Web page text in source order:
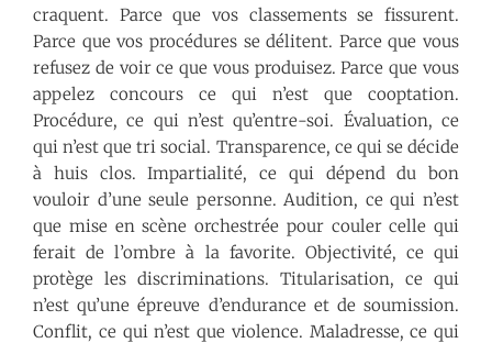
craquent. Parce que vos classements se fissurent.
Parce que vos procédures se délitent. Parce que vous
refusez de voir ce que vous produisez. Parce que vous
appelez concours ce qui n’est que cooptation.
Procédure, ce qui n’est qu’entre-soi. Évaluation, ce
qui n’est que tri social. Transparence, ce qui se décide
à huis clos. Impartialité, ce qui dépend du bon
vouloir d’une seule personne. Audition, ce qui n’est
que mise en scène orchestrée pour couler celle qui
ferait de l’ombre à la favorite. Objectivité, ce qui
protège les discriminations. Titularisation, ce qui
n’est qu’une épreuve d’endurance et de soumission.
Conflit, ce qui n’est que violence. Maladresse, ce qui